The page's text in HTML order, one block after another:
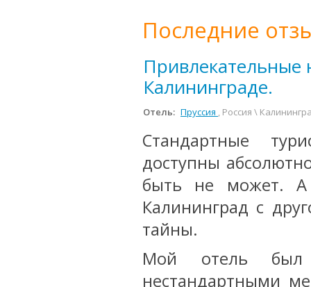
Последние
Привлекательные
Калининграде.
Отель: Пруссия , Россия \
Стандартные
доступны
быть не может. А
Калининград с
тайны.
Мой отель был
нестандартными